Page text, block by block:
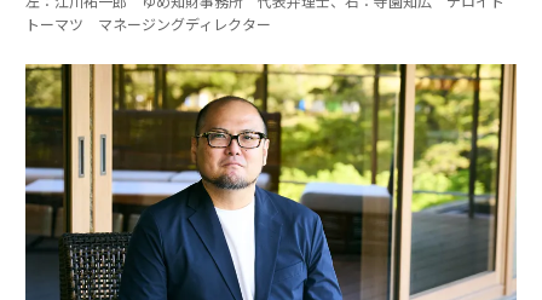
トーマツ マネージングディレクター